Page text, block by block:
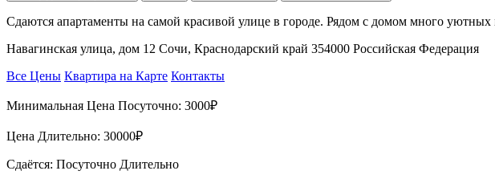
Сдаются апартаменты на самой красивой улице в городе. Рядом с домом много
Навагинская улица, дом 12 Сочи, Краснодарский край 354000 Российская Федерация
Все Цены Квартира на Карте Контакты
Минимальная Цена Посуточно: 3000₽
Цена Длительно: 30000₽
Сдаётся: Посуточно Длительно